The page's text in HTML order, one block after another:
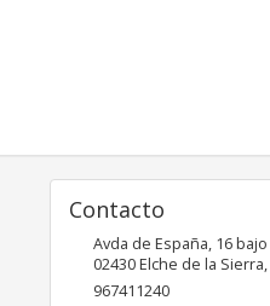
Contacto
Avda de España, 16 bajo
02430Elche de la Sierra,
967411240